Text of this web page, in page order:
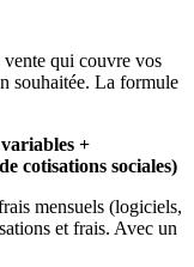
qui couvre vos
souhaitée. La formule
+
cotisations sociales)
mensuels (logiciels,
et frais. Avec un